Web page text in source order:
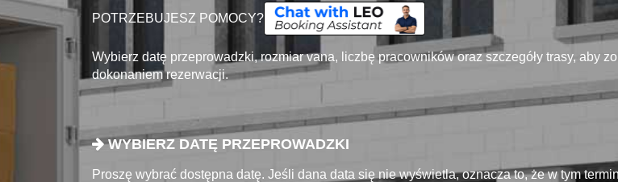
POTRZEBUJESZ POMOCY?
Wybierz datę przeprowadzki, rozmiar vana, liczbę pracowników oraz szczegóły trasy, aby
dokonaniem rezerwacji.
WYBIERZ DATĘ PRZEPROWADZKI
Proszę wybrać dostępna datę. Jeśli dana data się nie wyświetla, oznacza to, że w tym